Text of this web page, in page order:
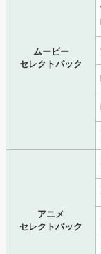
ムービー
セレクトパック
アニメ
セレクトパック